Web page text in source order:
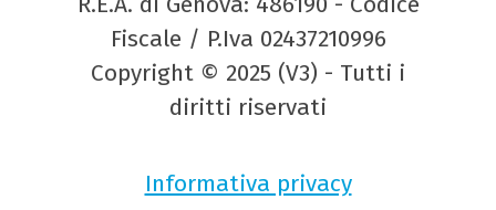
Fiscale / P.Iva 02437210996
Copyright © 2025 (V3) - Tutti i
diritti riservati
Informativa privacy